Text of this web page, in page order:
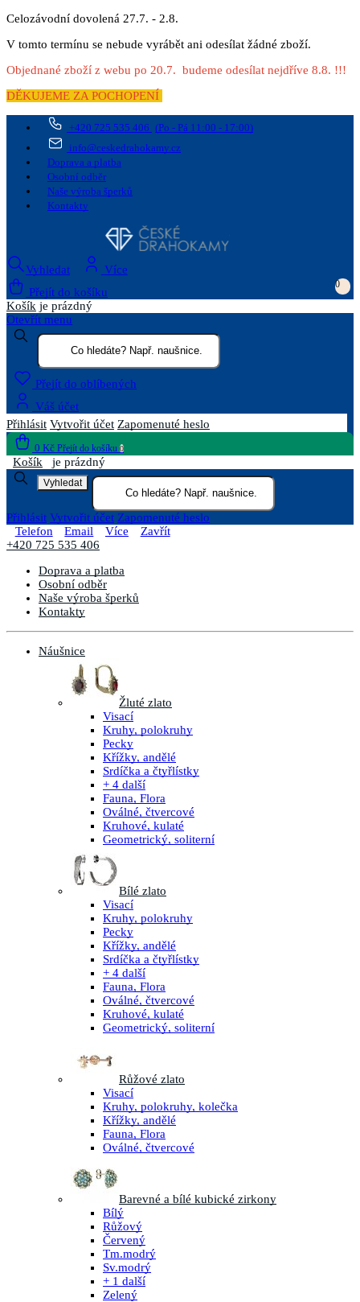
Celozávodní dovolená 27.7. - 2.8.
V tomto termínu se nebude vyrábět ani odesílat žádné zboží.
Objednané zboží z webu po 20.7. budeme odesílat nejdříve 8.8. !!!
DĚKUJEME ZA POCHOPENÍ
+420 725 535 406 (Po - Pá 11:00 - 17:00)
info@ceskedrahokamy.cz
Doprava a platba
Osobní odběr
Naše výroba šperků
Kontakty
Vyhledat
Více
Přejít do košíku
0
Košík je prázdný
Otevřít menu
Přejít do oblíbených
Váš účet
Přihlásit Vytvořit účet Zapomenuté heslo
0 Kč Přejít do košíku 0
Košík je prázdný
Vyhledat
Přihlásit Vytvořit účet Zapomenuté heslo
Telefon
Email Více
Zavřít
+420 725 535 406
Doprava a platba
Osobní odběr
Naše výroba šperků
Kontakty
Náušnice
Žluté zlato
Visací
Kruhy, polokruhy
Pecky
Křížky, andělé
Srdíčka a čtyřlístky
+ 4 další
Fauna, Flora
Oválné, čtvercové
Kruhové, kulaté
Geometrický, soliterní
Bílé zlato
Visací
Kruhy, polokruhy
Pecky
Křížky, andělé
Srdíčka a čtyřlístky
+ 4 další
Fauna, Flora
Oválné, čtvercové
Kruhové, kulaté
Geometrický, soliterní
Růžové zlato
Visací
Kruhy, polokruhy, kolečka
Křížky, andělé
Fauna, Flora
Oválné, čtvercové
Barevné a bílé kubické zirkony
Bílý
Růžový
Červený
Tm.modrý
Sv.modrý
+ 1 další
Zelený